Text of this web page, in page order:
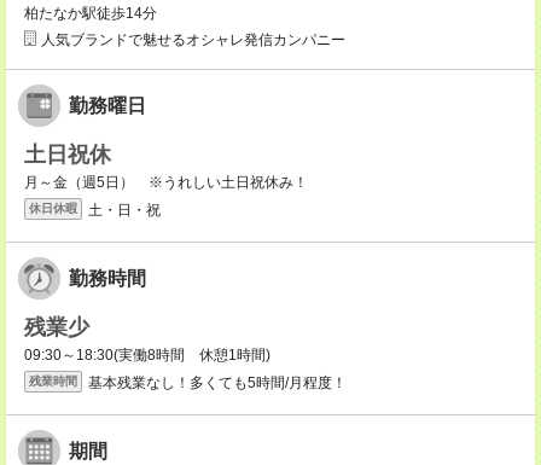
柏たなか駅徒歩14分
人気ブランドで魅せるオシャレ発信カンパニー
勤務曜日
土日祝休
月～金（週5日） ※うれしい土日祝休み！
休日休暇 土・日・祝
勤務時間
残業少
09:30～18:30(実働8時間 休憩1時間)
残業時間 基本残業なし！多くても5時間/月程度！
期間